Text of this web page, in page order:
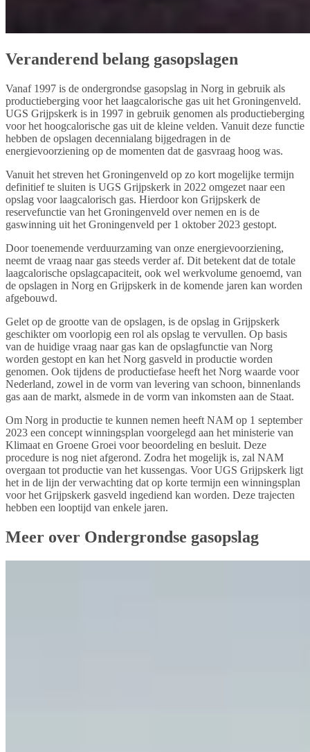
Veranderend belang gasopslagen
Vanaf 1997 is de ondergrondse gasopslag in Norg in gebruik als
productieberging voor het laagcalorische gas uit het Groningenveld.
UGS Grijpskerk is in 1997 in gebruik genomen als productieberging
voor het hoogcalorische gas uit de kleine velden. Vanuit deze functie
hebben de opslagen decennialang bijgedragen in de
energievoorziening op de momenten dat de gasvraag hoog was.
Vanuit het streven het Groningenveld op zo kort mogelijke termijn
definitief te sluiten is UGS Grijpskerk in 2022 omgezet naar een
opslag voor laagcalorisch gas. Hierdoor kon Grijpskerk de
reservefunctie van het Groningenveld over nemen en is de
gaswinning uit het Groningenveld per 1 oktober 2023 gestopt.
Door toenemende verduurzaming van onze energievoorziening,
neemt de vraag naar gas steeds verder af. Dit betekent dat de totale
laagcalorische opslagcapaciteit, ook wel werkvolume genoemd, van
de opslagen in Norg en Grijpskerk in de komende jaren kan worden
afgebouwd.
Gelet op de grootte van de opslagen, is de opslag in Grijpskerk
geschikter om voorlopig een rol als opslag te vervullen. Op basis
van de huidige vraag naar gas kan de opslagfunctie van Norg
worden gestopt en kan het Norg gasveld in productie worden
genomen. Ook tijdens de productiefase heeft het Norg waarde voor
Nederland, zowel in de vorm van levering van schoon, binnenlands
gas aan de markt, alsmede in de vorm van inkomsten aan de Staat.
Om Norg in productie te kunnen nemen heeft NAM op 1 september
2023 een concept winningsplan voorgelegd aan het ministerie van
Klimaat en Groene Groei voor beoordeling en besluit. Deze
procedure is nog niet afgerond. Zodra het mogelijk is, zal NAM
overgaan tot productie van het kussengas. Voor UGS Grijpskerk ligt
het in de lijn der verwachting dat op korte termijn een winningsplan
voor het Grijpskerk gasveld ingediend kan worden. Deze trajecten
hebben een looptijd van enkele jaren.
Meer over Ondergrondse gasopslag